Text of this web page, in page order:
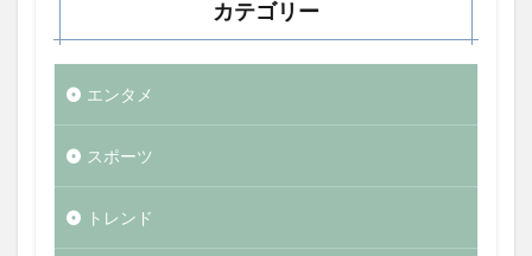
カテゴリー
エンタメ
スポーツ
トレンド